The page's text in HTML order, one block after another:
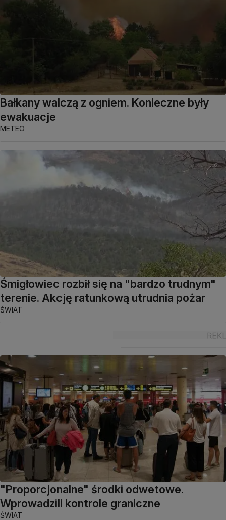
Bałkany walczą z ogniem. Konieczne były
ewakuacje
METEO
Śmigłowiec rozbił się na "bardzo trudnym"
terenie. Akcję ratunkową utrudnia pożar
ŚWIAT
"Proporcjonalne" środki odwetowe.
Wprowadzili kontrole graniczne
ŚWIAT